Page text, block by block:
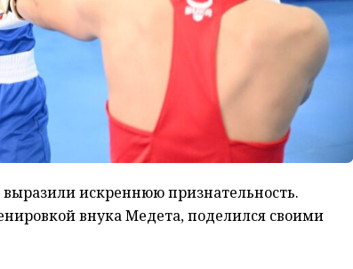
искреннюю признательность.
внука Медета, поделился своими